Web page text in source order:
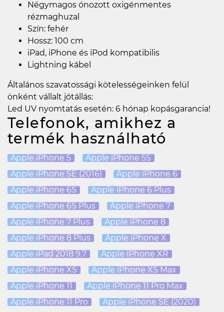
Négymagos ónozott oxigénmentes
rézmaghuzal
Szín: fehér
Hossz: 100 cm
iPad, iPhone és iPod kompatibilis
Lightning kábel
Általános szavatossági kötelességeinken felül
önként vállalt jótállás:
Led UV nyomtatás esetén: 6 hónap kopásgarancia!
Telefonok, amikhez a
termék használható
Apple iPhone 5
Apple iPhone 5S
Apple iPhone SE (2016)
Apple iPhone 6
Apple iPhone 6S
Apple iPhone 6 Plus
Apple iPhone 6S Plus
Apple iPhone 7
Apple iPhone 7 Plus
Apple iPhone 8
Apple iPhone 8 Plus
Apple iPhone X
Apple iPad 2018 9.7
Apple iPhone XR
Apple iPhone XS
Apple iPhone XS Max
Apple iPhone 11
Apple iPhone 11 Pro Max
Apple iPhone 11 Pro
Apple iPhone SE (2020)